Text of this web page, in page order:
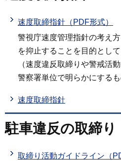
速度取締指針（PDF形式）
警視庁速度管理指針の考え
を抑止することを目的とし
（速度違反取締りや警戒活
警察署単位で明らかにするも
速度取締指針
駐車違反の取締り
取締り活動ガイドライン（